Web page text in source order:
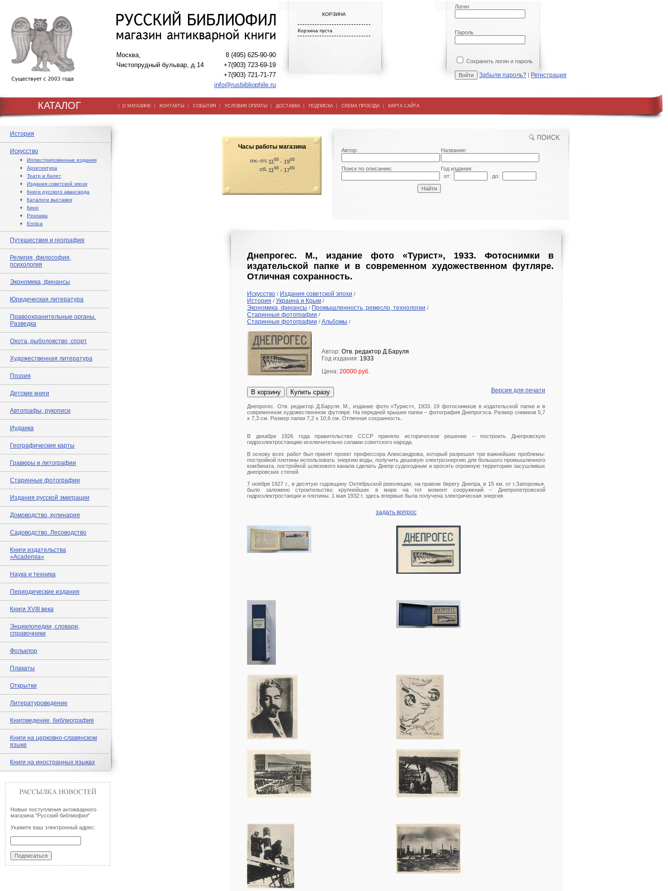
Москва,
Чистопрудный бульвар, д.14
8 (495) 625-90-90
+7(903) 723-69-19
+7(903) 721-71-77
info@rusbibliophile.ru
КОРЗИНА
Корзина пуста
Логин
Пароль
Сохранить логин и пароль
Забыли пароль? | Регистрация
КАТАЛОГ | О МАГАЗИНЕ | КОНТАКТЫ | СОБЫТИЯ | УСЛОВИЯ ОПЛАТЫ | ДОСТАВКА | ПОДПИСКА | СХЕМА ПРОЕЗДА | КАРТА САЙТА
История
Искусство
♦ Иллюстрированные издания
♦ Архитектура
♦ Театр и балет
♦ Издания советской эпохи
♦ Книги русского авангарда
♦ Каталоги выставок
♦ Кино
♦ Реклама
♦ Erotica
Путешествия и география
Религия, философия,
психология
Экономика, финансы
Юридическая литература
Правоохранительные органы.
Разведка
Охота, рыболовство, спорт
Художественная литература
Поэзия
Детские книги
Автографы, рукописи
Иудаика
Географические карты
Гравюры и литографии
Старинные фотографии
Издания русской эмиграции
Домоводство, кулинария
Садоводство. Лесоводство
Книги издательства
«Academia»
Наука и техника
Периодические издания
Книги XVIII века
Энциклопедии, словари,
справочники
Фольклор
Плакаты
Открытки
Литературоведение
Книговедение, библиография
Книги на церковно-славянском
языке
Книги на иностранных языках
Новые поступления антикварного
магазина "Русский библиофил"
Укажите ваш электронный адрес:
Часы работы магазина
пн.-пт.1100 - 1900
сб.1100 - 1700
Автор: Название:
Поиск по описанию:
Год издания:
от:
до:
Днепрогес. М., издание фото «Турист», 1933. Фотоснимки в
издательской папке и в современном художественном футляре.
Отличная сохранность.
Искусство / Издания советской эпохи /
История / Украина и Крым /
Экономика, финансы / Промышленность, ремесло, технологии /
Старинные фотографии /
Старинные фотографии / Альбомы /
Автор: Отв. редактор Д.Баруля
Год издания: 1933
Цена: 20000 руб.
В корзину Купить сразу Версия для печати
Днепрогес. Отв. редактор Д.Баруля. М., издание фото «Турист», 1933. 19 фотоснимков в издательской папке и в
современном художественном футляре. На передней крышке папки – фотография Днепрогэса. Размер снимков 5,7
х 7,3 см. Размер папки 7,2 х 10,6 см. Отличная сохранность.
В декабре 1926 года правительство СССР приняло историческое решение – построить Днепровскую
гидроэлектростанцию исключительно силами советского народа.
В основу всех работ был принят проект профессора Александрова, который разрешил три важнейших проблемы:
постройкой плотины использовать энергию воды, получить дешевую электроэнергию для большого промышленного
комбината, постройкой шлюзового канала сделать Днепр судоходным и оросить огромную территорию засушливых
днепровских степей.
7 ноября 1927 г., в десятую годовщину Октябрьской революции, на правом берегу Днепра, в 15 км. от г.Запорожья,
было заложено строительство крупнейших в мире на тот момент сооружений – Днепропетровской
гидроэлектростанции и плотины. 1 мая 1932 г. здесь впервые была получена электрическая энергия.
задать вопрос